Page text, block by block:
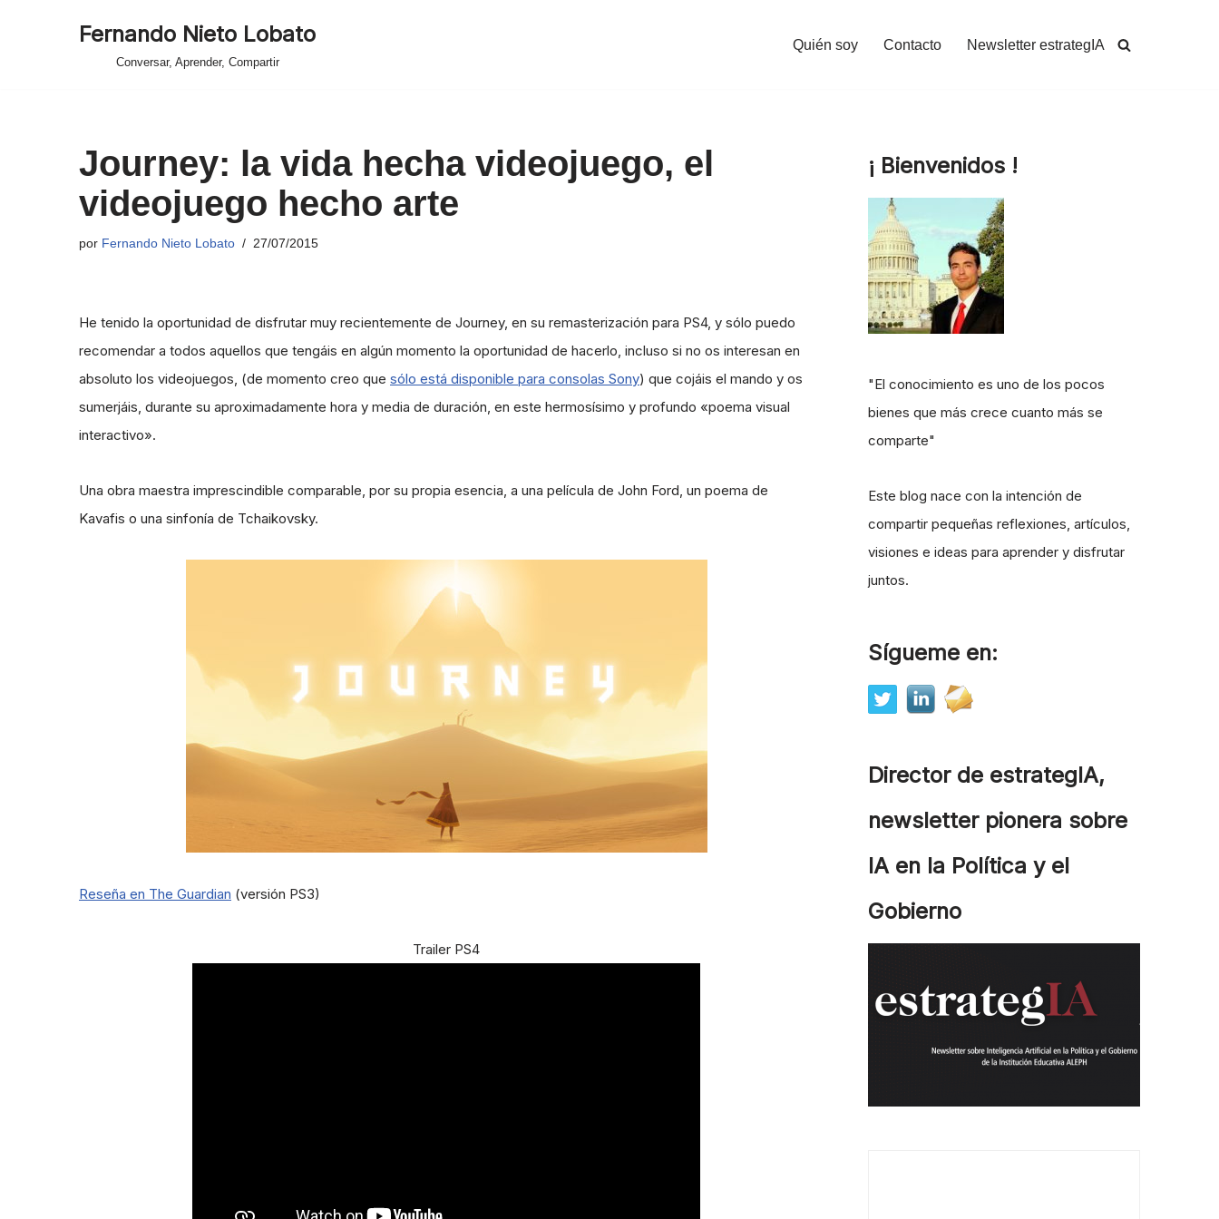
Fernando Nieto Lobato
Conversar, Aprender, Compartir
Quién soy Contacto Newsletter estrategIA
Journey: la vida hecha videojuego, el
videojuego hecho arte
por Fernando Nieto Lobato 27/07/2015
He tenido la oportunidad de disfrutar muy recientemente de Journey, en su remasterización para PS4, y sólo puedo
recomendar a todos aquellos que tengáis en algún momento la oportunidad de hacerlo, incluso si no os interesan en
absoluto los videojuegos, (de momento creo que sólo está disponible para consolas Sony) que cojáis el mando y os
sumerjáis, durante su aproximadamente hora y media de duración, en este hermosísimo y profundo «poema visual
interactivo».
Una obra maestra imprescindible comparable, por su propia esencia, a una película de John Ford, un poema de
Kavafis o una sinfonía de Tchaikovsky.
Reseña en The Guardian (versión PS3)
Trailer PS4
¡ Bienvenidos !
"El conocimiento es uno de los pocos
bienes que más crece cuanto más se
comparte"
Este blog nace con la intención de
compartir pequeñas reflexiones, artículos,
visiones e ideas para aprender y disfrutar
juntos.
Sígueme en:
Director de estrategIA,
newsletter pionera sobre
IA en la Política y el
Gobierno